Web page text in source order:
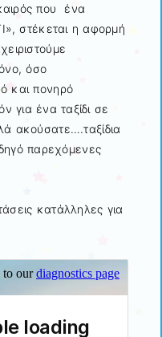
που ένα
στέκεται η αφορμή
όσο
και πονηρό
για ένα ταξίδι σε
ακούσατε….ταξίδια
παρεχόμενες
κατάλληλες για